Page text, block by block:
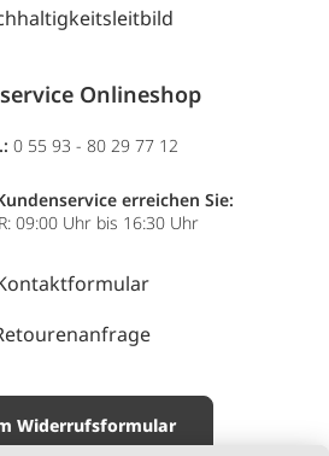
Onlineshop
0 55 93 - 80 29 77 12
erreichen Sie:
09:00 Uhr bis 16:30 Uhr
Widerrufsformular